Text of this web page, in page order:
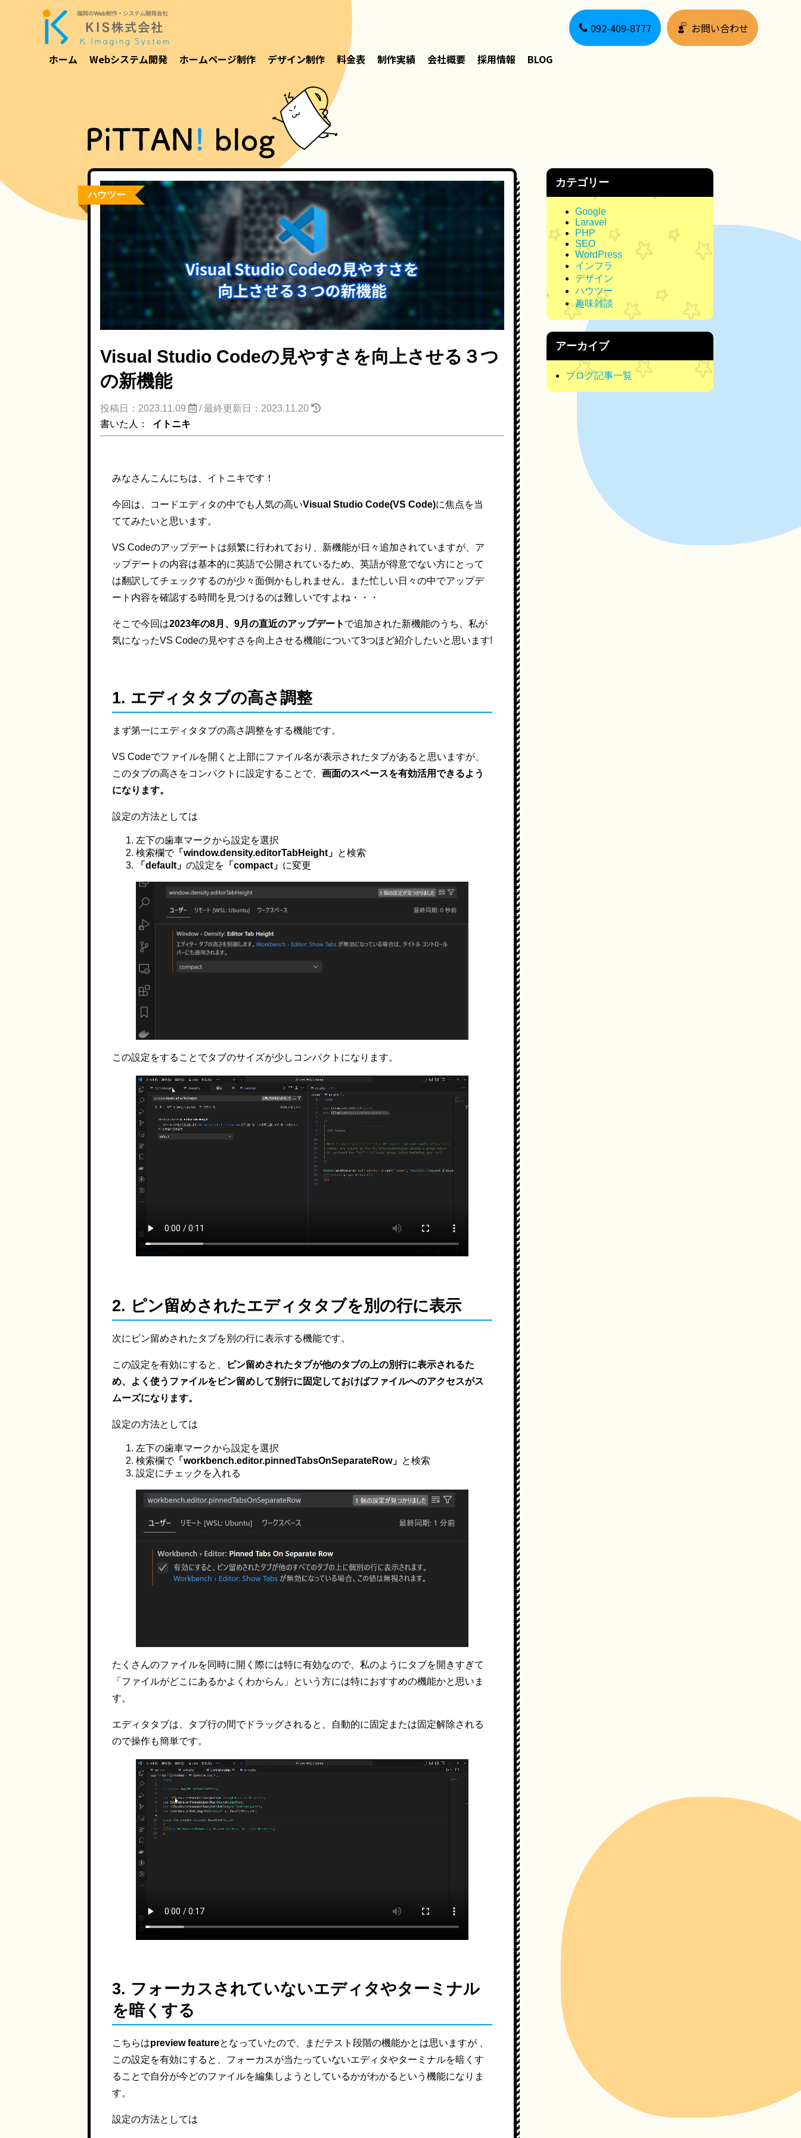
092-409-8777 お問い合わせ
ホーム Webシステム開発 ホームページ制作 デザイン制作 料金表 制作実績 会社概要 採用情報 BLOG
ハウツー
Visual Studio Codeの見やすさを向上させる３つ
の新機能
投稿日：2023.11.09
/ 最終更新日：2023.11.20
書いた人：
イトニキ
みなさんこんにちは、イトニキです！
今回は、コードエディタの中でも人気の高いVisual Studio Code(VS Code)に焦点を当
ててみたいと思います。
VS Codeのアップデートは頻繁に行われており、新機能が日々追加されていますが、ア
ップデートの内容は基本的に英語で公開されているため、英語が得意でない方にとって
は翻訳してチェックするのが少々面倒かもしれません。また忙しい日々の中でアップデ
ート内容を確認する時間を見つけるのは難しいですよね・・・
そこで今回は2023年の8月、9月の直近のアップデート で追加された新機能のうち、私が
気になったVS Codeの見やすさを向上させる機能について3つほど紹介したいと思います!
1. エディタタブの高さ調整
まず第一にエディタタブの高さ調整をする機能です。
VS Codeでファイルを開くと上部にファイル名が表示されたタブがあると思いますが、
このタブの高さをコンパクトに設定することで、 画面のスペースを有効活用できるよう
になります。
設定の方法としては
左下の歯車マークから設定を選択
検索欄で「window.density.editorTabHeight」 と検索
「default」 の設定を 「compact」 に変更
この設定をすることでタブのサイズが少しコンパクトになります。
2. ピン留めされたエディタタブを別の行に表示
次にピン留めされたタブを別の行に表示する機能です。
この設定を有効にすると、
ピン留めされたタブが他のタブの上の別行に表示されるた
め、よく使うファイルをピン留めして別行に固定しておけばファイルへのアクセスがス
ムーズになります。
設定の方法としては
左下の歯車マークから設定を選択
検索欄で「workbench.editor.pinnedTabsOnSeparateRow」 と検索
設定にチェックを入れる
たくさんのファイルを同時に開く際には特に有効なので、私のようにタブを開きすぎて
「ファイルがどこにあるかよくわからん」という方には特におすすめの機能かと思いま
す。
エディタタブは、タブ行の間でドラッグされると、自動的に固定または固定解除される
ので操作も簡単です。
3. フォーカスされていないエディタやターミナル
を暗くする
こちらはpreview featureとなっていたので、まだテスト段階の機能かとは思いますが 、
この設定を有効にすると、フォーカスが当たっていないエディタやターミナルを暗くす
ることで自分が今どのファイルを編集しようとしているかがわかるという機能になりま
す。
設定の方法としては
カテゴリー
Google
Laravel
PHP
SEO
WordPress
インフラ
デザイン
ハウツー
趣味雑談
アーカイブ
ブログ記事一覧